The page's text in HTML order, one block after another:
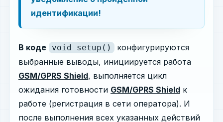
идентификации!
В коде void setup()
конфигурируются
выбранные выводы, инициируется работа
GSM/GPRS Shield, выполняется цикл
ожидания готовности GSM/GPRS Shield к
работе (регистрация в сети оператора). И
после выполнения всех указанных действий